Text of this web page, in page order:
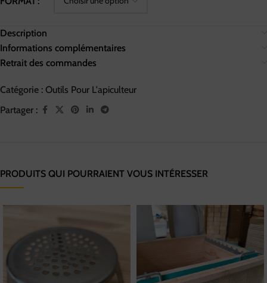
Description
Informations complémentaires
Retrait des commandes
Catégorie : Outils Pour L'apiculteur
Partager :
PRODUITS QUI POURRAIENT VOUS INTÉRESSER